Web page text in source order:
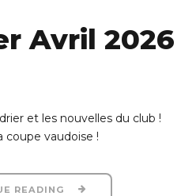
Avril 2026
et les nouvelles du club !
coupe vaudoise !
READING